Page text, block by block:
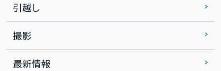
引越し
撮影
最新情報